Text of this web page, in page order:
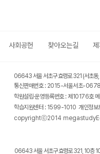
사회공헌 찾아오는길 제
06643 서울 서초구 효령로 321 (서초
통신판매번호 : 2015-서울서초-0678
학원설립·운영등록번호 : 제10176호
학습지원센터 : 1599-1010 개인정보
copyrightⓒ2014
06643 서울 서초구 효령로 321, 10층